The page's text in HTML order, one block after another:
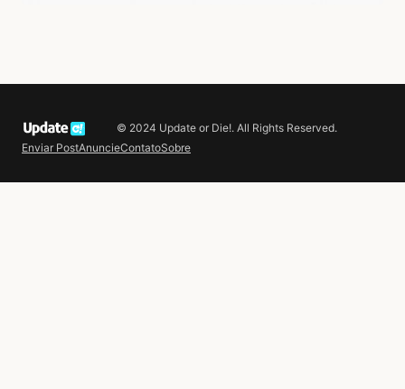
© 2024 Update or Die!. All Rights Reserved.
Enviar PostAnuncieContatoSobre